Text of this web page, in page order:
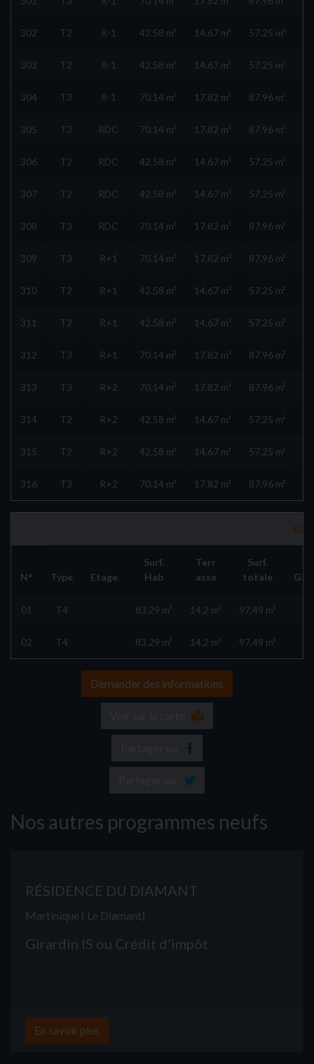
302 T2 R-1 42.58 m² 14.67 m² 57.25 m²
303 T2 R-1 42.58 m² 14.67 m² 57.25 m²
304 T3 R-1 70.14 m² 17.82 m² 87.96 m²
305 T3 RDC 70.14 m² 17.82 m² 87.96 m²
306 T2 RDC 42.58 m² 14.67 m² 57.25 m²
307 T2 RDC 42.58 m² 14.67 m² 57.25 m²
308 T3 RDC 70.14 m² 17.82 m² 87.96 m²
309 T3 R+1 70.14 m² 17.82 m² 87.96 m²
310 T2 R+1 42.58 m² 14.67 m² 57.25 m²
311 T2 R+1 42.58 m² 14.67 m² 57.25 m²
312 T3 R+1 70.14 m² 17.82 m² 87.96 m²
313 T3 R+2 70.14 m² 17.82 m² 87.96 m²
314 T2 R+2 42.58 m² 14.67 m² 57.25 m²
315 T2 R+2 42.58 m² 14.67 m² 57.25 m²
316 T3 R+2 70.14 m² 17.82 m² 87.96 m²
N° Type Etage
Surf.
Hab
Terr
asse
Surf.
totale
Gar.
01 T4 83.29 m² 14.2 m² 97.49 m²
02 T4 83.29 m² 14.2 m² 97.49 m²
Demander des informations
Nos autres programmes neufs
RÉSIDENCE DU DIAMANT
Martinique ( Le Diamant)
Girardin IS ou Crédit d'impôt
En savoir plus